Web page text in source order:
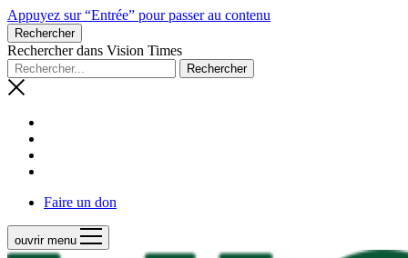
Appuyez sur “Entrée” pour passer au contenu
Rechercher
Rechercher dans Vision Times
Faire un don
ouvrir menu